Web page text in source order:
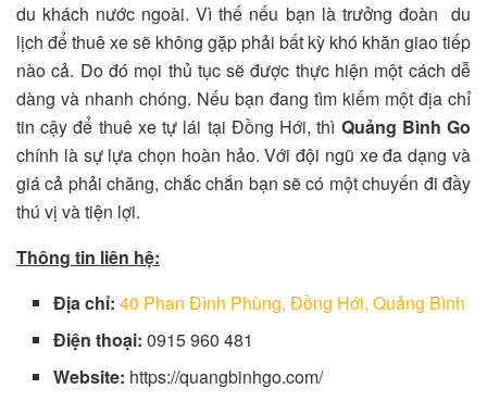
du khách nước ngoài. Vì thế nếu bạn là trưởng đoàn du
lịch để thuê xe sẽ không gặp phải bất kỳ khó khăn giao tiếp
nào cả. Do đó mọi thủ tục sẽ được thực hiện một cách dễ
dàng và nhanh chóng. Nếu bạn đang tìm kiếm một địa chỉ
tin cậy để thuê xe tự lái tại Đồng Hới, thì Quảng Bình Go
chính là sự lựa chọn hoàn hảo. Với đội ngũ xe đa dạng và
giá cả phải chăng, chắc chắn bạn sẽ có một chuyến đi đầy
thú vị và tiện lợi.
Thông tin liên hệ:
Địa chỉ:40 Phan Đình Phùng, Đồng Hới, Quảng Bình
Điện thoại: 0915 960 481
Website: https://quangbinhgo.com/